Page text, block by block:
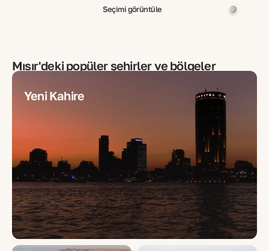
Seçimi görüntüle
Mısır'deki popüler şehirler ve bölgeler
Yeni Kahire